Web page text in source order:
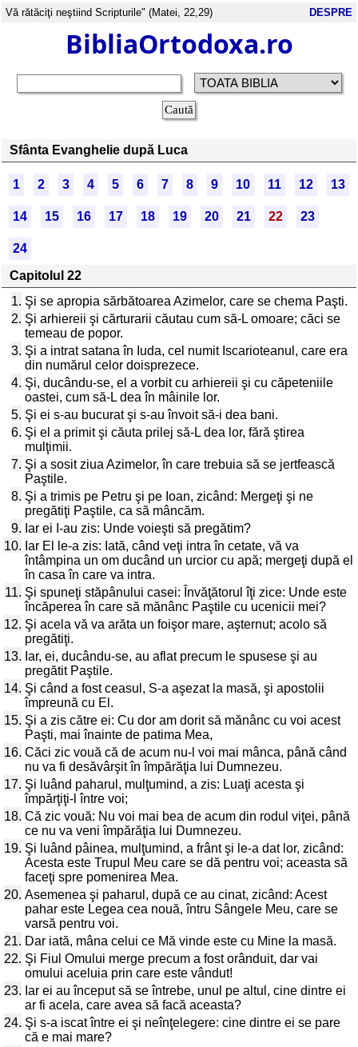
Vă rătăciţi neştiind Scripturile" (Matei, 22,29) DESPRE
BibliaOrtodoxa.ro
Sfânta Evanghelie după Luca
1 2 3 4 5 6 7 8 9 10 11 12 13
14 15 16 17 18 19 20 21 22 23
24
Capitolul 22
1. Şi se apropia sărbătoarea Azimelor, care se chema Paşti.
2. Şi arhiereii şi cărturarii căutau cum să-L omoare; căci se
temeau de popor.
3. Şi a intrat satana în Iuda, cel numit Iscarioteanul, care era
din numărul celor doisprezece.
4. Şi, ducându-se, el a vorbit cu arhiereii şi cu căpeteniile
oastei, cum să-L dea în mâinile lor.
5. Şi ei s-au bucurat şi s-au învoit să-i dea bani.
6. Şi el a primit şi căuta prilej să-L dea lor, fără ştirea
mulţimii.
7. Şi a sosit ziua Azimelor, în care trebuia să se jertfească
Paştile.
8. Şi a trimis pe Petru şi pe Ioan, zicând: Mergeţi şi ne
pregătiţi Paştile, ca să mâncăm.
9. Iar ei I-au zis: Unde voieşti să pregătim?
10. Iar El le-a zis: Iată, când veţi intra în cetate, vă va
întâmpina un om ducând un urcior cu apă; mergeţi după el
în casa în care va intra.
11. Şi spuneţi stăpânului casei: Învăţătorul îţi zice: Unde este
încăperea în care să mănânc Paştile cu ucenicii mei?
12. Şi acela vă va arăta un foişor mare, aşternut; acolo să
pregătiţi.
13. Iar, ei, ducându-se, au aflat precum le spusese şi au
pregătit Paştile.
14. Şi când a fost ceasul, S-a aşezat la masă, şi apostolii
împreună cu El.
15. Şi a zis către ei: Cu dor am dorit să mănânc cu voi acest
Paşti, mai înainte de patima Mea,
16. Căci zic vouă că de acum nu-l voi mai mânca, până când
nu va fi desăvârşit în împărăţia lui Dumnezeu.
17. Şi luând paharul, mulţumind, a zis: Luaţi acesta şi
împărţiţi-l între voi;
18. Că zic vouă: Nu voi mai bea de acum din rodul viţei, până
ce nu va veni împărăţia lui Dumnezeu.
19. Şi luând pâinea, mulţumind, a frânt şi le-a dat lor, zicând:
Acesta este Trupul Meu care se dă pentru voi; aceasta să
faceţi spre pomenirea Mea.
20. Asemenea şi paharul, după ce au cinat, zicând: Acest
pahar este Legea cea nouă, întru Sângele Meu, care se
varsă pentru voi.
21. Dar iată, mâna celui ce Mă vinde este cu Mine la masă.
22. Şi Fiul Omului merge precum a fost orânduit, dar vai
omului aceluia prin care este vândut!
23. Iar ei au început să se întrebe, unul pe altul, cine dintre ei
ar fi acela, care avea să facă aceasta?
24. Şi s-a iscat între ei şi neînţelegere: cine dintre ei se pare
că e mai mare?